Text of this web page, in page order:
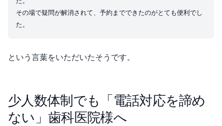
その場で疑問が解消されて、予約までできたのがとても便利でし
という言葉をいただいたそうです。
少人数体制でも「電話対応を諦め
ない」歯科医院様へ